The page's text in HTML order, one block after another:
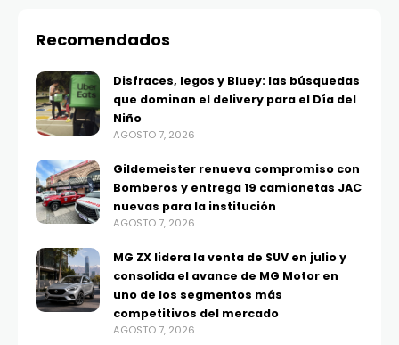
Recomendados
Disfraces, legos y Bluey: las búsquedas
que dominan el delivery para el Día del
Niño
AGOSTO 7, 2026
Gildemeister renueva compromiso con
Bomberos y entrega 19 camionetas JAC
nuevas para la institución
AGOSTO 7, 2026
MG ZX lidera la venta de SUV en julio y
consolida el avance de MG Motor en
uno de los segmentos más
competitivos del mercado
AGOSTO 7, 2026